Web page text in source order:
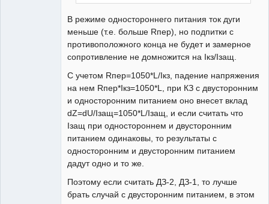
В режиме одностороннего питания ток дуги
меньше (т.е. больше Rпер), но подпитки с
противоположного конца не будет и замерное
сопротивление не домножится на Iкз/Iзащ.
С учетом Rпер=1050*L/Iкз, падение напряжения
на нем Rпер*Iкз=1050*L, при КЗ с двусторонним
и односторонним питанием оно внесет вклад
dZ=dU/Iзащ=1050*L/Iзащ, и если считать что
Iзащ при одностороннем и двусторонним
питанием одинаковы, то результаты с
односторонним и двусторонним питанием
дадут одно и то же.
Поэтому если считать ДЗ-2, ДЗ-1, то лучше
брать случай с двусторонним питанием, в этом